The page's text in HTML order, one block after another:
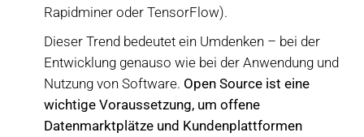
Rapidminer oder TensorFlow).
Dieser Trend bedeutet ein Umdenken – bei der
Entwicklung genauso wie bei der Anwendung und
Nutzung von Software. Open Source ist eine
wichtige Voraussetzung, um offene
Datenmarktplätze und Kundenplattformen